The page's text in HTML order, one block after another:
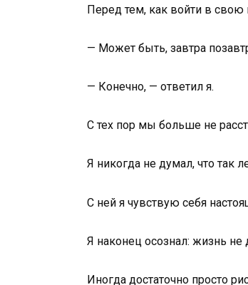
Перед тем, как войти в свою
— Может быть, завтра
— Конечно, — ответил я.
С тех пор мы больше не
Я никогда не думал, что так
С ней я чувствую себя
Я наконец осознал: жизнь
Иногда достаточно просто